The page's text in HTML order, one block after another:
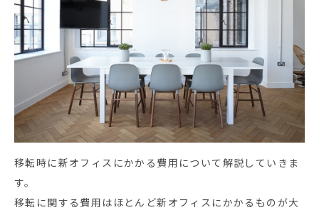
移転時に新オフィスにかかる費用について解説していきま
す。
移転に関する費用はほとんど新オフィスにかかるものが大